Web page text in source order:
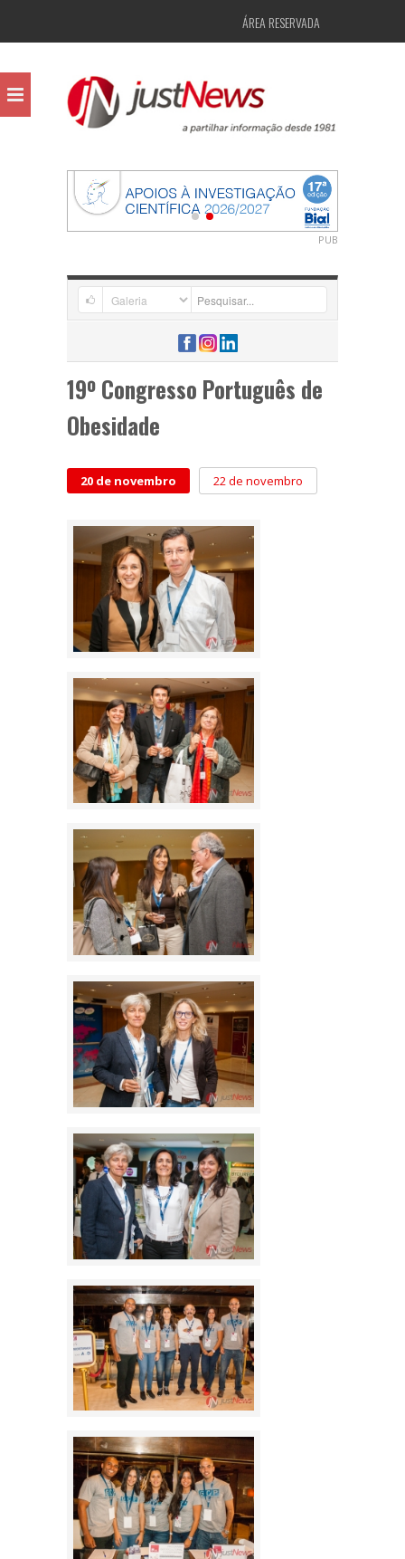
ÁREA RESERVADA
PUB
19º Congresso Português de
Obesidade
20 de novembro 22 de novembro